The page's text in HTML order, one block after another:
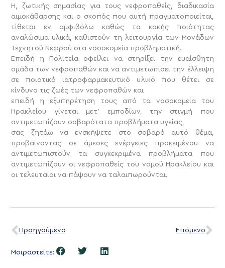
Η, ζωτικής σημασίας για τους νεφροπαθείς, διαδικασία
αιμοκάθαρσης και ο σκοπός που αυτή πραγματοποιείται,
τίθεται εν αμφιβόλω καθώς τα κακής ποιότητας
αναλώσιμα υλικά, καθιστούν τη λειτουργία των Μονάδων
Τεχνητού Νεφρού στα νοσοκομεία προβληματική.
Επειδή η Πολιτεία οφείλει να στηρίξει την ευαίσθητη
ομάδα των νεφροπαθών και να αντιμετωπίσει την έλλειψη
σε ποιοτικό ιατροφαρμακευτικό υλικό που θέτει σε
κίνδυνο τις ζωές των νεφροπαθών και
επειδή η εξυπηρέτηση τους από τα νοσοκομεία του
Ηρακλείου γίνεται μετ’ εμποδίων, την στιγμή που
αντιμετωπίζουν σοβαρότατα προβλήματα υγείας,
σας ζητάω να ενσκήψετε στο σοβαρό αυτό θέμα,
προβαίνοντας σε άμεσες ενέργειες προκειμένου να
αντιμετωπιστούν τα συγκεκριμένα προβλήματα που
αντιμετωπίζουν οι νεφροπαθείς του νομού Ηρακλείου και
οι τελευταίοι να πάψουν να ταλαιπωρούνται.
Προηγούμενο Επόμενο
Μοιραστείτε: